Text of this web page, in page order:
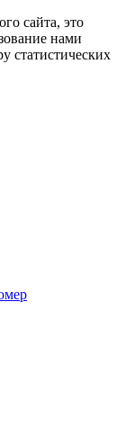
сайта, это
нами
статистических